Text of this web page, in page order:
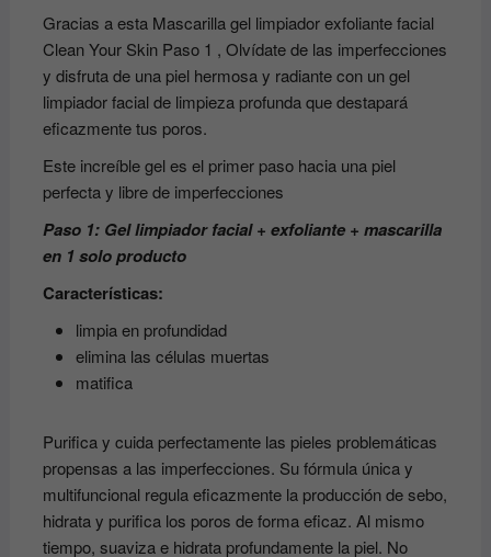
Gracias a esta Mascarilla gel limpiador exfoliante facial
Clean Your Skin Paso 1 , Olvídate de las imperfecciones
y disfruta de una piel hermosa y radiante con un gel
limpiador facial de limpieza profunda que destapará
eficazmente tus poros.
Este increíble gel es el primer paso hacia una piel
perfecta y libre de imperfecciones
Paso 1: Gel limpiador facial + exfoliante + mascarilla
en 1 solo producto
Características:
limpia en profundidad
elimina las células muertas
matifica
Purifica y cuida perfectamente las pieles problemáticas
propensas a las imperfecciones. Su fórmula única y
multifuncional regula eficazmente la producción de sebo,
hidrata y purifica los poros de forma eficaz. Al mismo
tiempo, suaviza e hidrata profundamente la piel. No